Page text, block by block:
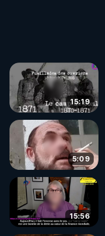
15:19
5:09
15:56